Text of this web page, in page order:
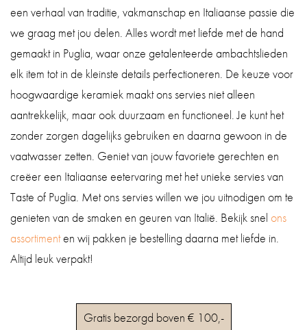
een verhaal van traditie, vakmanschap en Italiaanse passie die
we graag met jou delen. Alles wordt met liefde met de hand
gemaakt in Puglia, waar onze getalenteerde ambachtslieden
elk item tot in de kleinste details perfectioneren. De keuze voor
hoogwaardige keramiek maakt ons servies niet alleen
aantrekkelijk, maar ook duurzaam en functioneel. Je kunt het
zonder zorgen dagelijks gebruiken en daarna gewoon in de
vaatwasser zetten. Geniet van jouw favoriete gerechten en
creëer een Italiaanse eetervaring met het unieke servies van
Taste of Puglia. Met ons servies willen we jou uitnodigen om te
genieten van de smaken en geuren van Italië. Bekijk snel ons
assortimenten wij pakken je bestelling daarna met liefde in.
Altijd leuk verpakt!
Gratis bezorgd boven € 100,-